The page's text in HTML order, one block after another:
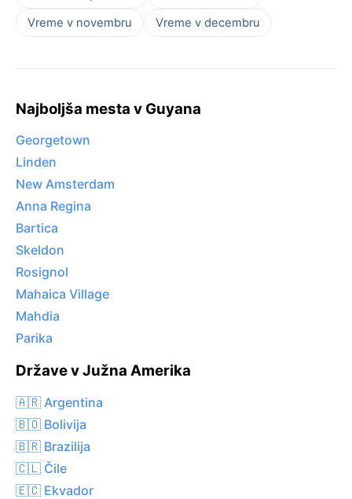
Vreme v novembru
Vreme v decembru
Najboljša mesta v Guyana
Georgetown
Linden
New Amsterdam
Anna Regina
Bartica
Skeldon
Rosignol
Mahaica Village
Mahdia
Parika
Države v Južna Amerika
🇦🇷 Argentina
🇧🇴 Bolivija
🇧🇷 Brazilija
🇨🇱 Čile
🇪🇨 Ekvador